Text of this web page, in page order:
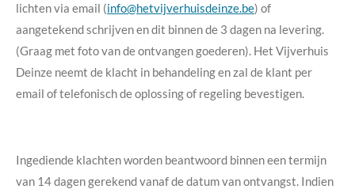
lichten via email (info@hetvijverhuisdeinze.be) of
aangetekend schrijven en dit binnen de 3 dagen na levering.
(Graag met foto van de ontvangen goederen). Het Vijverhuis
Deinze neemt de klacht in behandeling en zal de klant per
email of telefonisch de oplossing of regeling bevestigen.
Ingediende klachten worden beantwoord binnen een termijn
van 14 dagen gerekend vanaf de datum van ontvangst. Indien